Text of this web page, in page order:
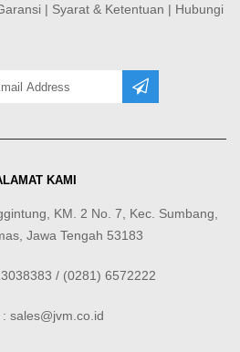
| Syarat & Ketentuan | Hubungi
KAMI
KM. 2 No. 7, Kec. Sumbang,
Jawa Tengah 53183
/ (0281) 6572222
: sales@jvm.co.id